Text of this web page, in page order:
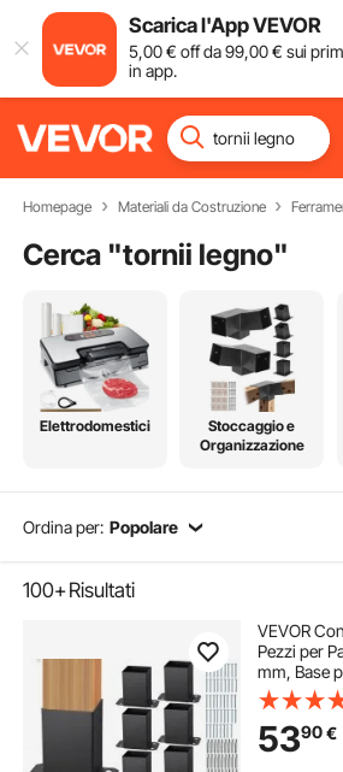
Scarica l'App VEVOR
5,00€ off da99,00€ sui
in app.
Homepage Materiali da Costruzione
Cerca "tornii legno"
Elettrodomestici
Stoccaggio e
Organizzazione
Ordina per: Popolare
100+Risultati
VEVOR
Pezzi per
mm, Base
mm in
Corrimano
5390€